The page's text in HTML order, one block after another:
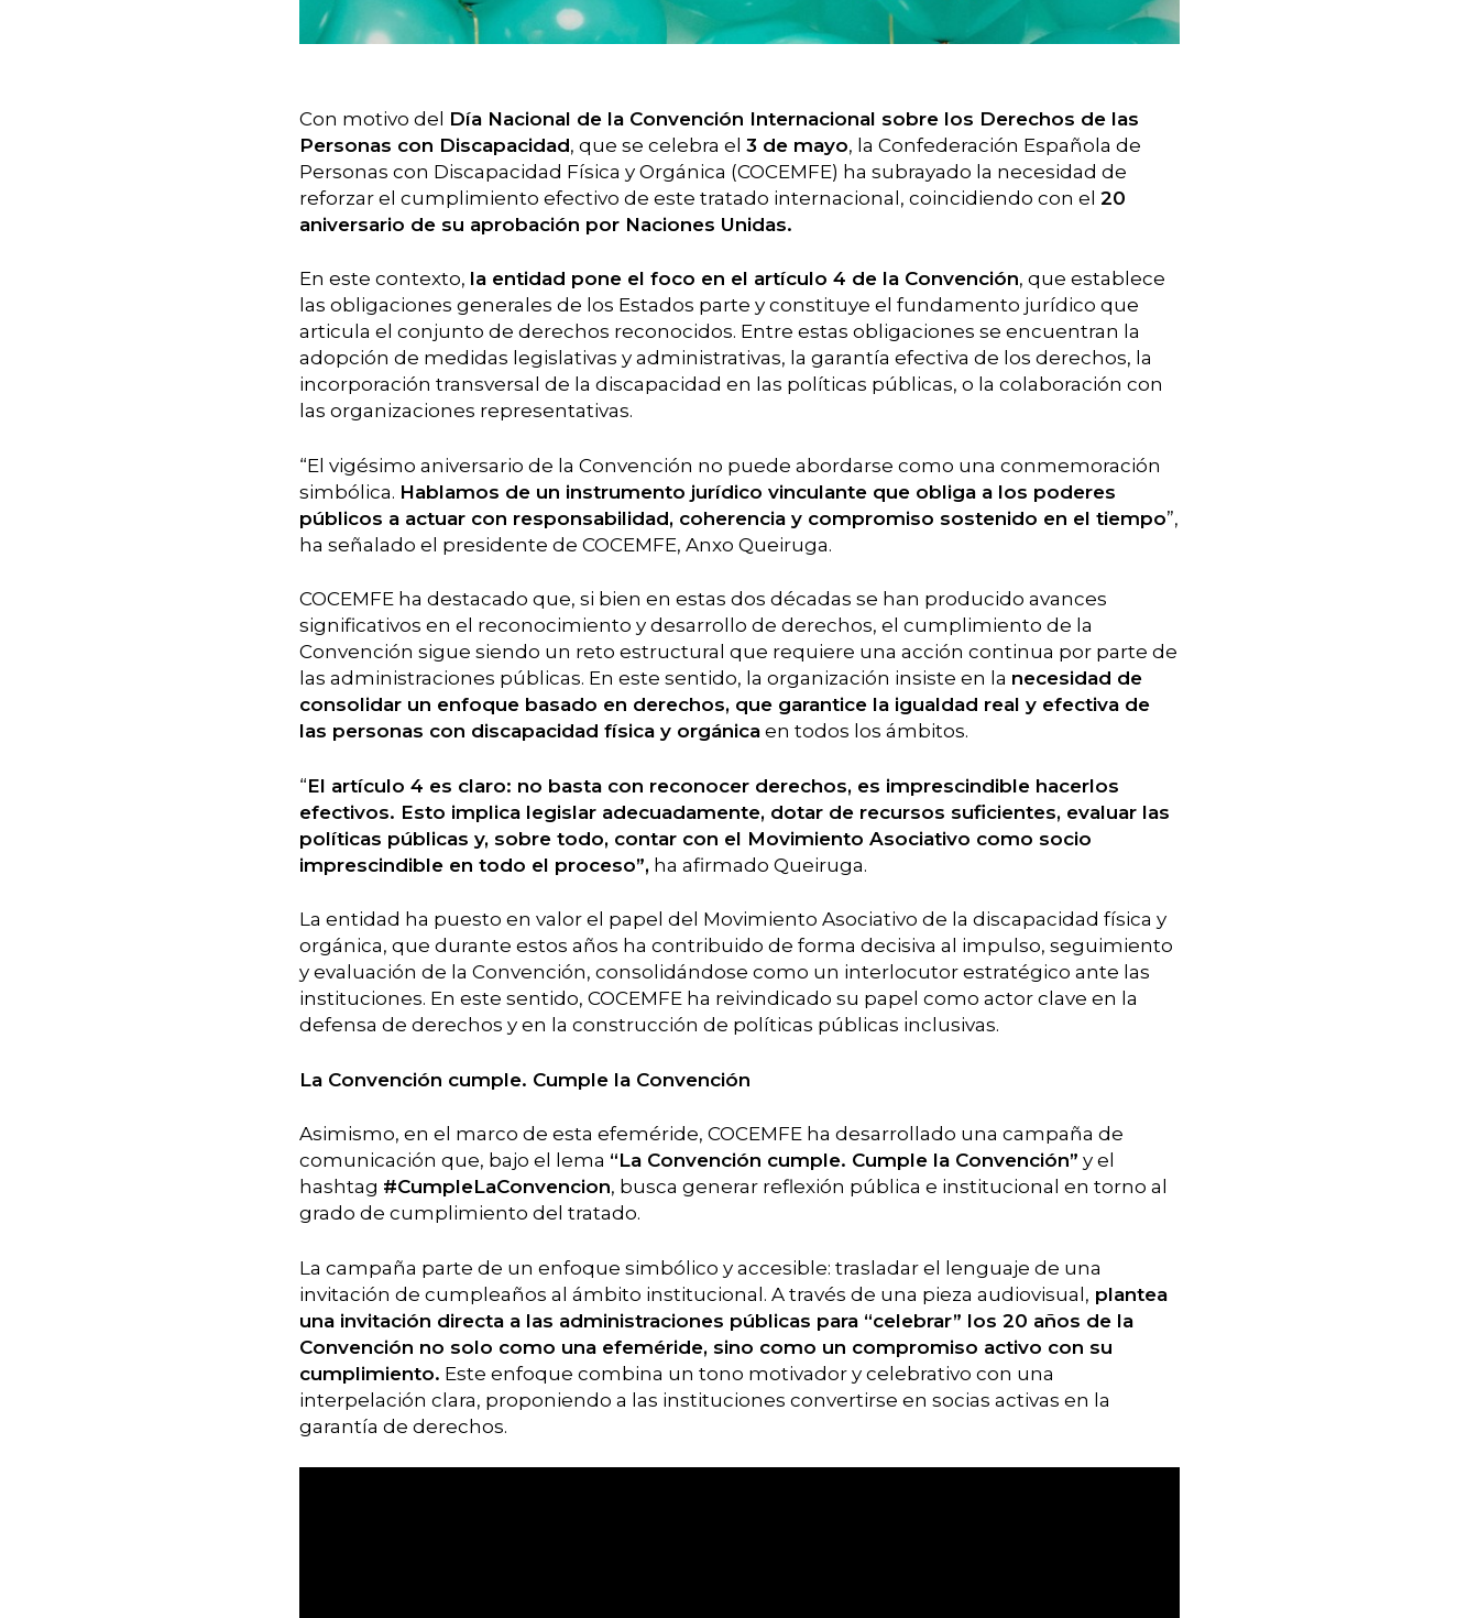
Con motivo del Día Nacional de la Convención Internacional sobre los Derechos de las
Personas con Discapacidad, que se celebra el 3 de mayo, la Confederación Española de
Personas con Discapacidad Física y Orgánica (COCEMFE) ha subrayado la necesidad de
reforzar el cumplimiento efectivo de este tratado internacional, coincidiendo con el 20
aniversario de su aprobación por Naciones Unidas.
En este contexto, la entidad pone el foco en el artículo 4 de la Convención, que establece
las obligaciones generales de los Estados parte y constituye el fundamento jurídico que
articula el conjunto de derechos reconocidos. Entre estas obligaciones se encuentran la
adopción de medidas legislativas y administrativas, la garantía efectiva de los derechos, la
incorporación transversal de la discapacidad en las políticas públicas, o la colaboración con
las organizaciones representativas.
“El vigésimo aniversario de la Convención no puede abordarse como una conmemoración
simbólica. Hablamos de un instrumento jurídico vinculante que obliga a los poderes
públicos a actuar con responsabilidad, coherencia y compromiso sostenido en el tiempo”,
ha señalado el presidente de COCEMFE, Anxo Queiruga.
COCEMFE ha destacado que, si bien en estas dos décadas se han producido avances
significativos en el reconocimiento y desarrollo de derechos, el cumplimiento de la
Convención sigue siendo un reto estructural que requiere una acción continua por parte de
las administraciones públicas. En este sentido, la organización insiste en la necesidad de
consolidar un enfoque basado en derechos, que garantice la igualdad real y efectiva de
las personas con discapacidad física y orgánica en todos los ámbitos.
“El artículo 4 es claro: no basta con reconocer derechos, es imprescindible hacerlos
efectivos. Esto implica legislar adecuadamente, dotar de recursos suficientes, evaluar las
políticas públicas y, sobre todo, contar con el Movimiento Asociativo como socio
imprescindible en todo el proceso”, ha afirmado Queiruga.
La entidad ha puesto en valor el papel del Movimiento Asociativo de la discapacidad física y
orgánica, que durante estos años ha contribuido de forma decisiva al impulso, seguimiento
y evaluación de la Convención, consolidándose como un interlocutor estratégico ante las
instituciones. En este sentido, COCEMFE ha reivindicado su papel como actor clave en la
defensa de derechos y en la construcción de políticas públicas inclusivas.
La Convención cumple. Cumple la Convención
Asimismo, en el marco de esta efeméride, COCEMFE ha desarrollado una campaña de
comunicación que, bajo el lema “La Convención cumple. Cumple la Convención” y el
hashtag #CumpleLaConvencion, busca generar reflexión pública e institucional en torno al
grado de cumplimiento del tratado.
La campaña parte de un enfoque simbólico y accesible: trasladar el lenguaje de una
invitación de cumpleaños al ámbito institucional. A través de una pieza audiovisual, plantea
una invitación directa a las administraciones públicas para “celebrar” los 20 años de la
Convención no solo como una efeméride, sino como un compromiso activo con su
cumplimiento. Este enfoque combina un tono motivador y celebrativo con una
interpelación clara, proponiendo a las instituciones convertirse en socias activas en la
garantía de derechos.